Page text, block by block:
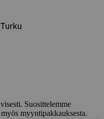
Suosittelemme
myyntipakkauksesta.